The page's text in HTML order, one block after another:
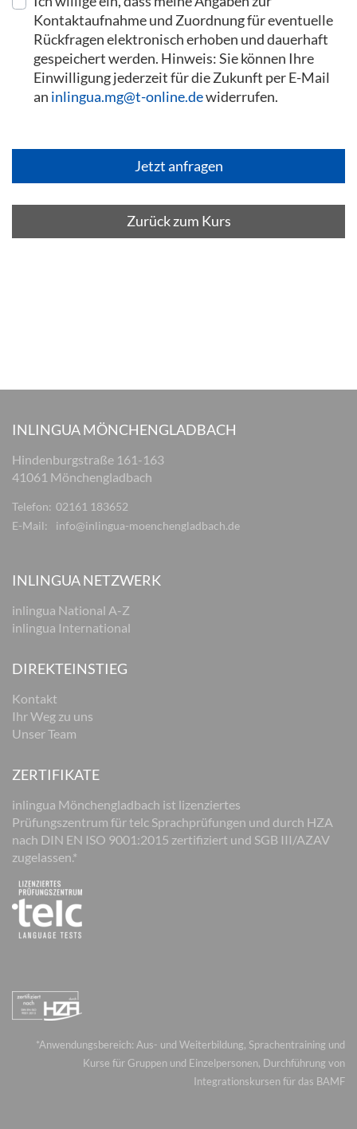
Kontaktaufnahme und Zuordnung für eventuelle
Rückfragen elektronisch erhoben und dauerhaft
gespeichert werden. Hinweis: Sie können Ihre
Einwilligung jederzeit für die Zukunft per E-Mail
an inlingua.mg@t-online.dewiderrufen.
Zurück zum Kurs
INLINGUA MÖNCHENGLADBACH
Hindenburgstraße 161-163
41061 Mönchengladbach
Telefon: 02161 183652
E-Mail:
info@inlingua-moenchengladbach.de
INLINGUA NETZWERK
inlingua National A-Z
inlingua International
DIREKTEINSTIEG
Kontakt
Ihr Weg zu uns
Unser Team
ZERTIFIKATE
inlingua Mönchengladbach ist lizenziertes
Prüfungszentrum für telc Sprachprüfungen und durch HZA
nach DIN EN ISO 9001:2015 zertifiziert und SGB III/AZAV
zugelassen.*
*Anwendungsbereich: Aus- und Weiterbildung, Sprachentraining und
Kurse für Gruppen und Einzelpersonen, Durchführung von
Integrationskursen für das BAMF